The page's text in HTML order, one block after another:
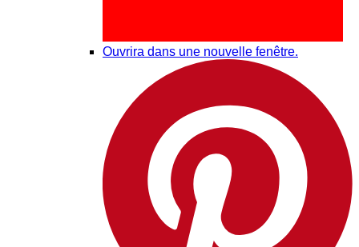
Ouvrira dans une nouvelle fenêtre.